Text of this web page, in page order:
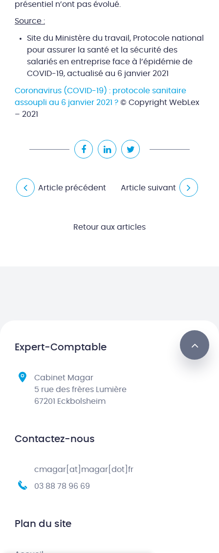
présentiel n’ont pas évolué.
Source :
Site du Ministère du travail, Protocole national
pour assurer la santé et la sécurité des
salariés en entreprise face à l’épidémie de
COVID-19, actualisé au 6 janvier 2021
Coronavirus (COVID-19) : protocole sanitaire
assoupli au 6 janvier 2021 ? © Copyright WebLex
– 2021
Article précédent Article suivant
Retour aux articles
Expert-Comptable
Cabinet Magar
5 rue des frères Lumière
67201 Eckbolsheim
Contactez-nous
cmagar[at]magar[dot]fr
03 88 78 96 69
Plan du site